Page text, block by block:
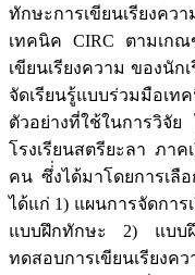
ทักษะการเขียนเรียงค
เทคนิค CIRC ตามเกณ
เขียนเรียงความ ของนัก
จัดเรียนรู้แบบร่วมมือเ
ตัวอย่างที่ใช้ในการวิจั
โรงเรียนสตรียะลา ภา
คน ซึ่่งได้มาโดยการเลื
ได้แก่ 1) แผนการจัดกา
แบบฝึกทักษะ 2) แบบฝึ
ทดสอบการเขียนเรียงค